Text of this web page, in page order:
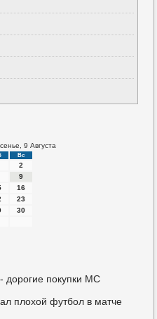
9 Августа
Вс
2
9
16
23
30
дорогие покупки МС
плохой футбол в матче